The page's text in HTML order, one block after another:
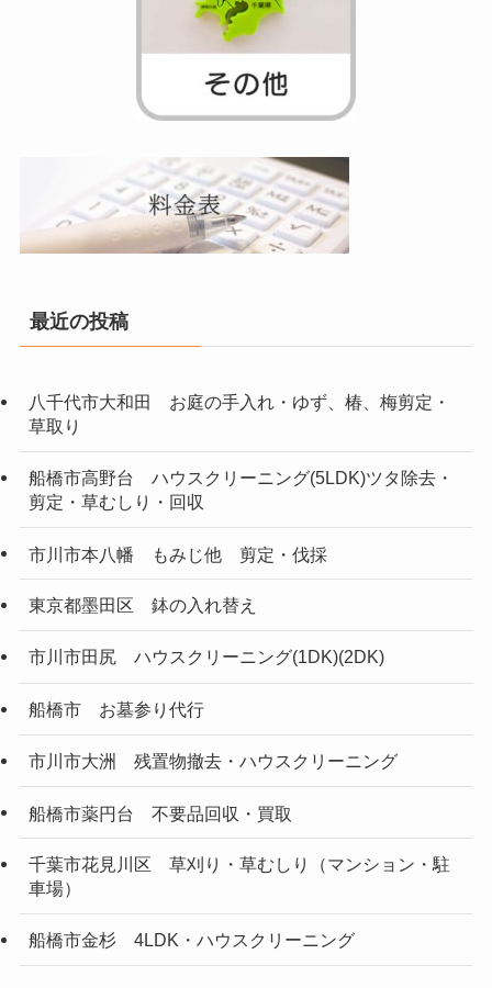
最近の投稿
八千代市大和田 お庭の手入れ・ゆず、椿、梅剪定・
草取り
船橋市高野台 ハウスクリーニング(5LDK)ツタ除去・
剪定・草むしり・回収
市川市本八幡 もみじ他 剪定・伐採
東京都墨田区 鉢の入れ替え
市川市田尻 ハウスクリーニング(1DK)(2DK)
船橋市 お墓参り代行
市川市大洲 残置物撤去・ハウスクリーニング
船橋市薬円台 不要品回収・買取
千葉市花見川区 草刈り・草むしり（マンション・駐
車場）
船橋市金杉 4LDK・ハウスクリーニング